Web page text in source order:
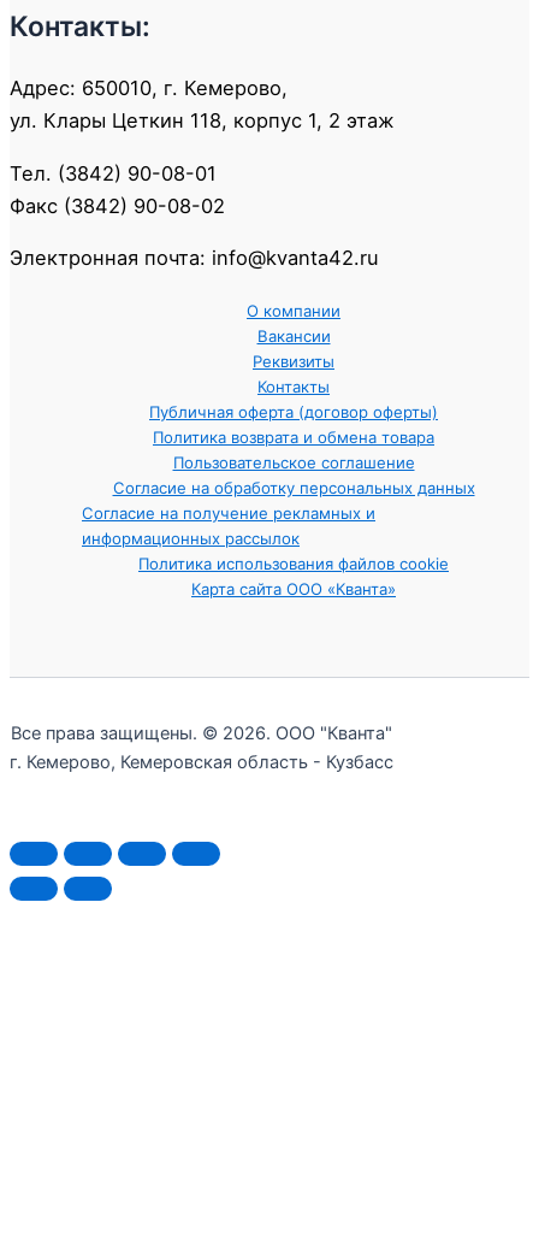
Контакты:
Адрес: 650010, г. Кемерово,
ул. Клары Цеткин 118, корпус 1, 2 этаж
Тел. (3842) 90-08-01
Факс (3842) 90-08-02
Электронная почта: info@kvanta42.ru
О компании
Вакансии
Реквизиты
Контакты
Публичная оферта (договор оферты)
Политика возврата и обмена товара
Пользовательское соглашение
Согласие на обработку персональных данных
Согласие на получение рекламных и
информационных рассылок
Политика использования файлов cookie
Карта сайта ООО «Кванта»
Все права защищены. © 2026. ООО "Кванта"
г. Кемерово, Кемеровская область - Кузбасс